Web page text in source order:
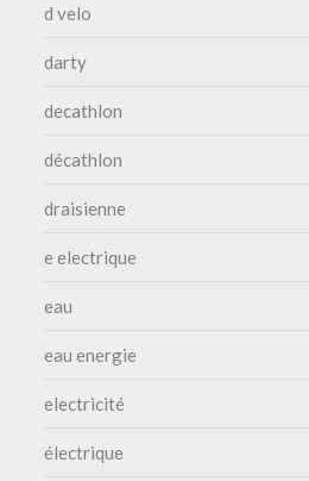
d velo
darty
decathlon
décathlon
draisienne
e electrique
eau
eau energie
electricité
électrique